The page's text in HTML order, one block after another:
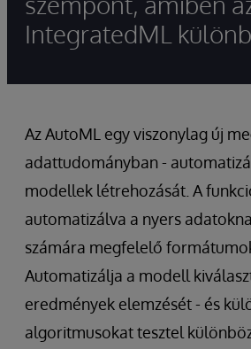
IntegratedML
Az AutoML egy viszonylag új
adattudományban -
modellek létrehozását. A
automatizálva a nyers
számára megfelelő
Automatizálja a modell
eredmények elemzését - és
algoritmusokat tesztel